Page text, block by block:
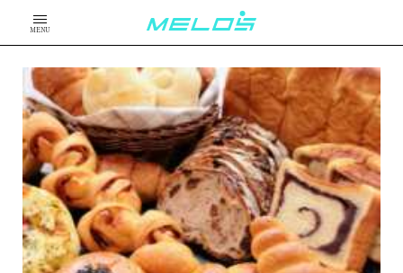
MENU